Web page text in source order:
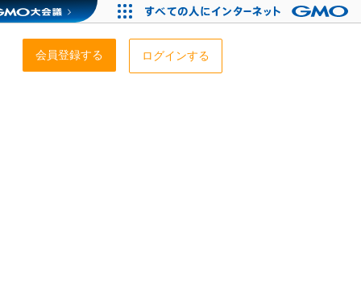
会員登録する ログインする